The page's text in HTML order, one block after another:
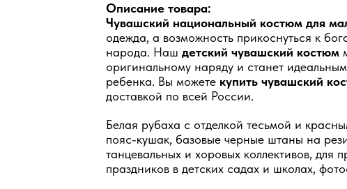
Описание товара:
Чувашский национальный костюм для
одежда, а возможность прикоснуться к
народа. Наш детский чувашский костюм
оригинальному наряду и станет
ребенка. Вы можете купить чувашский
доставкой по всей России.
Белая рубаха с отделкой тесьмой и
пояс-кушак, базовые черные штаны на
танцевальных и хоровых коллективов, для
праздников в детских садах и школах,